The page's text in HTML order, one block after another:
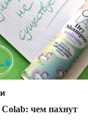
чем пахнут